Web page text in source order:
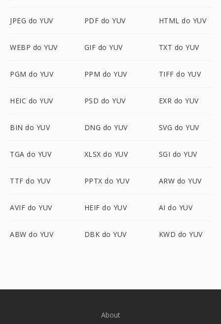
JPEG do YUV PDF do YUV HTML do YUV
WEBP do YUV GIF do YUV TXT do YUV
PGM do YUV PPM do YUV TIFF do YUV
HEIC do YUV PSD do YUV EXR do YUV
BIN do YUV DNG do YUV SVG do YUV
TGA do YUV XLSX do YUV SGI do YUV
TTF do YUV PPTX do YUV ARW do YUV
AVIF do YUV HEIF do YUV AI do YUV
ABW do YUV DBK do YUV KWD do YUV
About